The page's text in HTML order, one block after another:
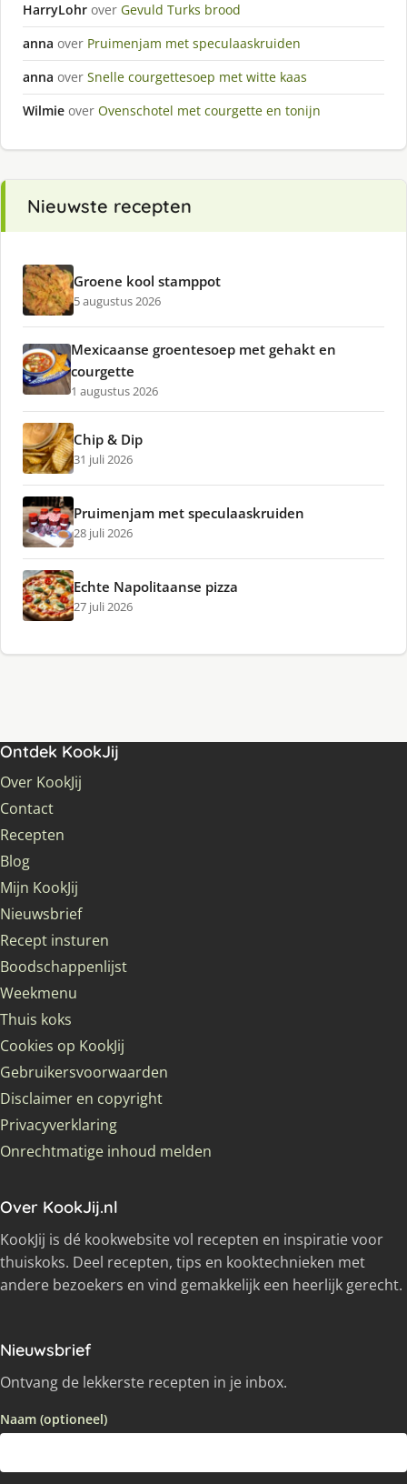
HarryLohr over Gevuld Turks brood
anna over Pruimenjam met speculaaskruiden
anna over Snelle courgettesoep met witte kaas
Wilmie over Ovenschotel met courgette en tonijn
Nieuwste recepten
Groene kool stamppot
5 augustus 2026
Mexicaanse groentesoep met gehakt en
courgette
1 augustus 2026
Chip & Dip
31 juli 2026
Pruimenjam met speculaaskruiden
28 juli 2026
Echte Napolitaanse pizza
27 juli 2026
Ontdek KookJij
Over KookJij
Contact
Recepten
Blog
Mijn KookJij
Nieuwsbrief
Recept insturen
Boodschappenlijst
Weekmenu
Thuis koks
Cookies op KookJij
Gebruikersvoorwaarden
Disclaimer en copyright
Privacyverklaring
Onrechtmatige inhoud melden
Over KookJij.nl
KookJij is dé kookwebsite vol recepten en inspiratie voor
thuiskoks. Deel recepten, tips en kooktechnieken met
andere bezoekers en vind gemakkelijk een heerlijk gerecht.
Nieuwsbrief
Ontvang de lekkerste recepten in je inbox.
Naam (optioneel)